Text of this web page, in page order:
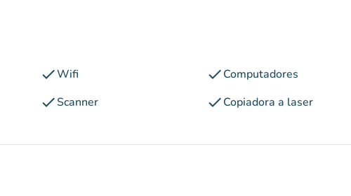
checkWifi checkComputadores
checkScanner checkCopiadora a laser